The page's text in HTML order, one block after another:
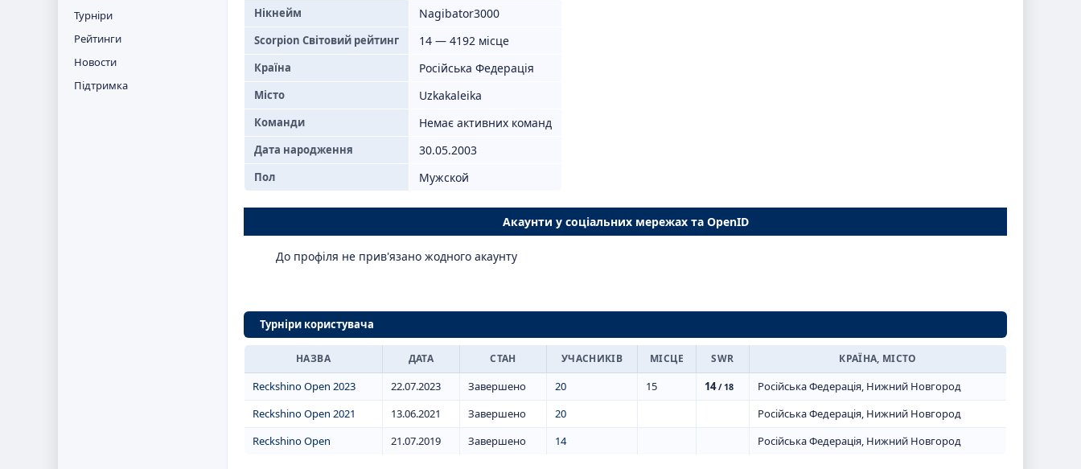
Турніри
Рейтинги
Новости
Підтримка
Нікнейм Nagibator3000
Scorpion Світовий рейтинг 14 — 4192 місце
Країна Російська Федерація
Місто Uzkakaleika
Команди Немає активних команд
Дата народження 30.05.2003
Пол Мужской
Акаунти у соціальних мережах та OpenID
До профіля не прив'язано жодного акаунту
Турніри користувача
НАЗВА ДАТА СТАН УЧАСНИКІВ МІСЦЕ SWR КРАЇНА, МІСТО
Reckshino Open 2023 22.07.2023 Завершено 20 15 14/ 18
Російська Федерація, Нижний Новгород
Reckshino Open 2021
13.06.2021 Завершено 20
Російська Федерація, Нижний Новгород
Reckshino Open
21.07.2019 Завершено 14 Російська Федерація, Нижний Новгород